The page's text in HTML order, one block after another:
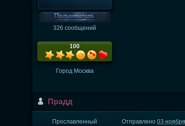
326 сообщений
100
Город Москва
Прадд
Прославленный Отправлено03